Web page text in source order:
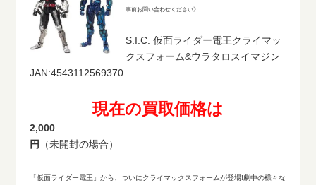
事前お問い合わせください》
S.I.C. 仮面ライダー電王クライマッ
クスフォーム&ウラタロスイマジン
JAN:4543112569370
現在の買取価格は
2,000
円
（未開封の場合）
「仮面ライダー電王」から、ついにクライマックスフォームが登場!劇中の様々な